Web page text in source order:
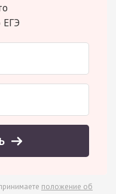
ЕГЭ
положение об